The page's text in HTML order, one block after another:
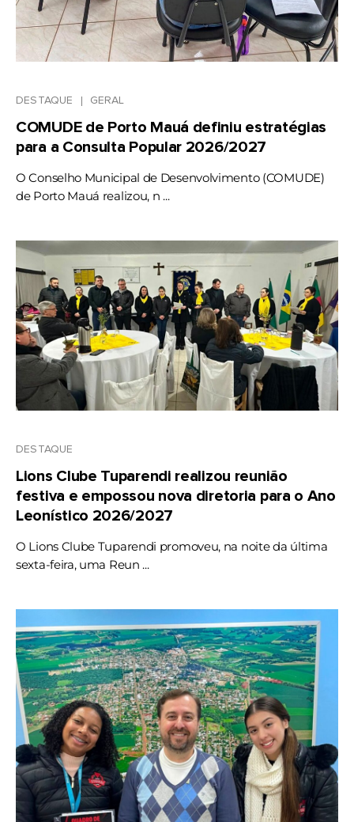
DESTAQUE GERAL
COMUDE de Porto Mauá definiu estratégias
para a Consulta Popular 2026/2027
O Conselho Municipal de Desenvolvimento (COMUDE)
de Porto Mauá realizou, n ...
DESTAQUE
Lions Clube Tuparendi realizou reunião
festiva e empossou nova diretoria para o Ano
Leonístico 2026/2027
O Lions Clube Tuparendi promoveu, na noite da última
sexta-feira, uma Reun ...